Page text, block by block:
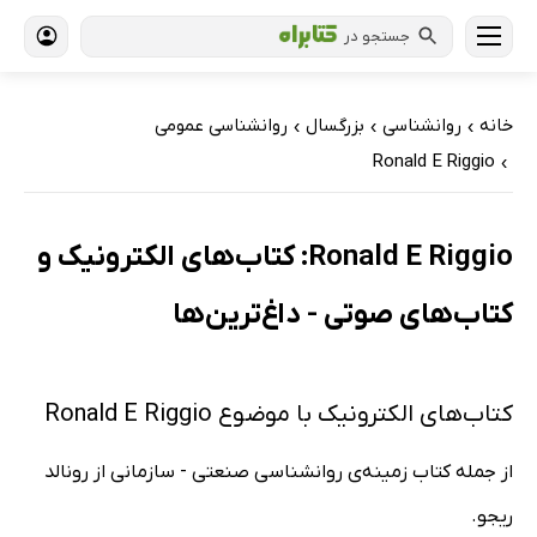
جستجو در
خانه › روانشناسی › بزرگسال › روانشناسی عمومی
›
Ronald E Riggio
Ronald E Riggio: کتاب‌های الکترونیک و
کتاب‌های صوتی - داغ‌ترین‌ها
کتاب‌های الکترونیک با موضوع Ronald E Riggio
از جمله کتاب زمینه‌ی روانشناسی صنعتی - سازمانی از رونالد
ریجو.